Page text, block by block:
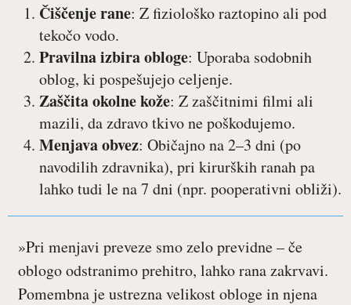
Čiščenje rane: Z fiziološko raztopino ali pod
tekočo vodo.
Pravilna izbira obloge: Uporaba sodobnih
oblog, ki pospešujejo celjenje.
Zaščita okolne kože: Z zaščitnimi filmi ali
mazili, da zdravo tkivo ne poškodujemo.
Menjava obvez: Običajno na 2–3 dni (po
navodilih zdravnika), pri kirurških ranah pa
lahko tudi le na 7 dni (npr. pooperativni obliži).
»Pri menjavi preveze smo zelo previdne – če
oblogo odstranimo prehitro, lahko rana zakrvavi.
Pomembna je ustrezna velikost obloge in njena